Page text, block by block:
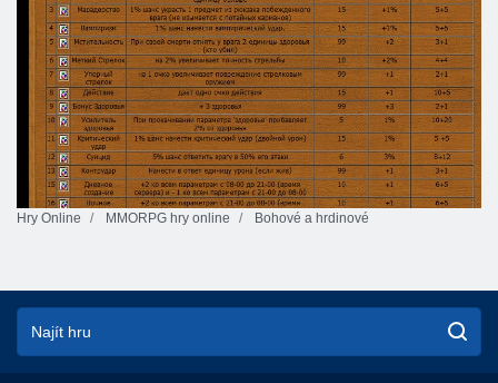
Hry Online MMORPG hry online Bohové a hrdinové